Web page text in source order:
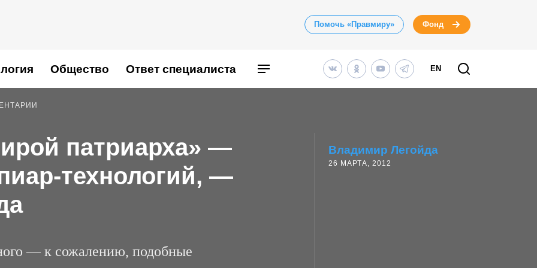
Помочь «Правмиру» Фонд
Общество Ответ специалиста EN
патриарха» —
технологий, —
— к сожалению, подобные
Владимир Легойда
26 МАРТА, 2012